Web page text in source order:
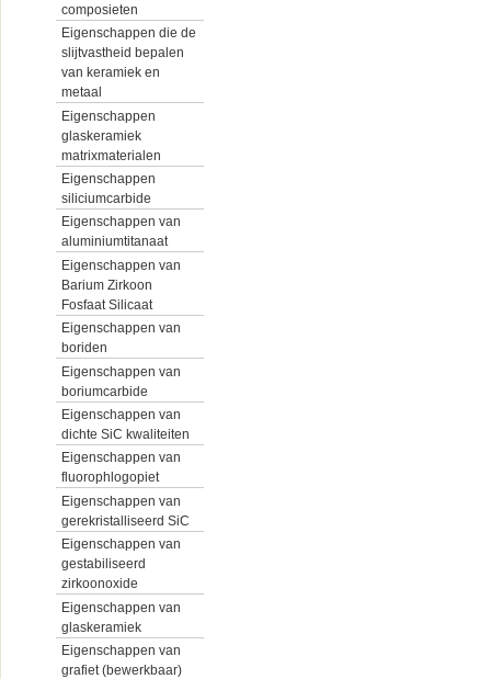
composieten
Eigenschappen die de
slijtvastheid bepalen
van keramiek en
metaal
Eigenschappen
glaskeramiek
matrixmaterialen
Eigenschappen
siliciumcarbide
Eigenschappen van
aluminiumtitanaat
Eigenschappen van
Barium Zirkoon
Fosfaat Silicaat
Eigenschappen van
boriden
Eigenschappen van
boriumcarbide
Eigenschappen van
dichte SiC kwaliteiten
Eigenschappen van
fluorophlogopiet
Eigenschappen van
gerekristalliseerd SiC
Eigenschappen van
gestabiliseerd
zirkoonoxide
Eigenschappen van
glaskeramiek
Eigenschappen van
grafiet (bewerkbaar)